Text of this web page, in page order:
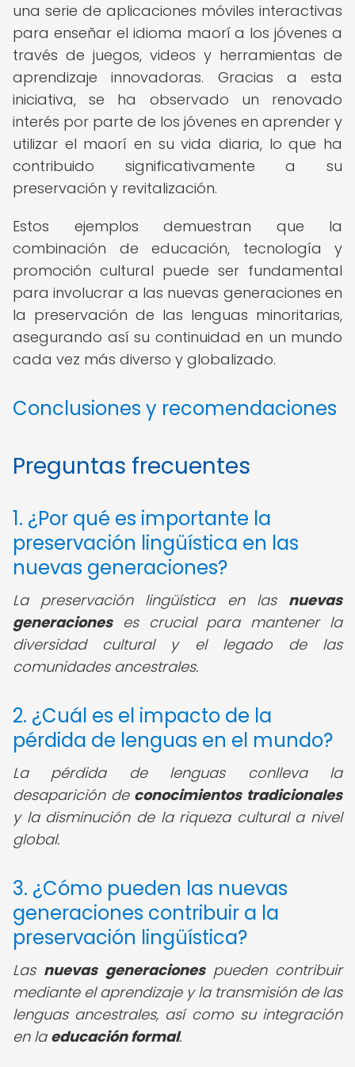
una serie de aplicaciones móviles interactivas
para enseñar el idioma maorí a los jóvenes a
través de juegos, videos y herramientas de
aprendizaje innovadoras. Gracias a esta
iniciativa, se ha observado un renovado
interés por parte de los jóvenes en aprender y
utilizar el maorí en su vida diaria, lo que ha
contribuido significativamente a su
preservación y revitalización.
Estos ejemplos demuestran que la
combinación de educación, tecnología y
promoción cultural puede ser fundamental
para involucrar a las nuevas generaciones en
la preservación de las lenguas minoritarias,
asegurando así su continuidad en un mundo
cada vez más diverso y globalizado.
Conclusiones y recomendaciones
Preguntas frecuentes
1. ¿Por qué es importante la
preservación lingüística en las
nuevas generaciones?
La preservación lingüística en las nuevas
generacioneses crucial para mantener la
diversidad cultural y el legado de las
comunidades ancestrales.
2. ¿Cuál es el impacto de la
pérdida de lenguas en el mundo?
La pérdida de lenguas conlleva la
desaparición de conocimientos tradicionales
y la disminución de la riqueza cultural a nivel
global.
3. ¿Cómo pueden las nuevas
generaciones contribuir a la
preservación lingüística?
Las nuevas generacionespueden contribuir
mediante el aprendizaje y la transmisión de las
lenguas ancestrales, así como su integración
en la educación formal.